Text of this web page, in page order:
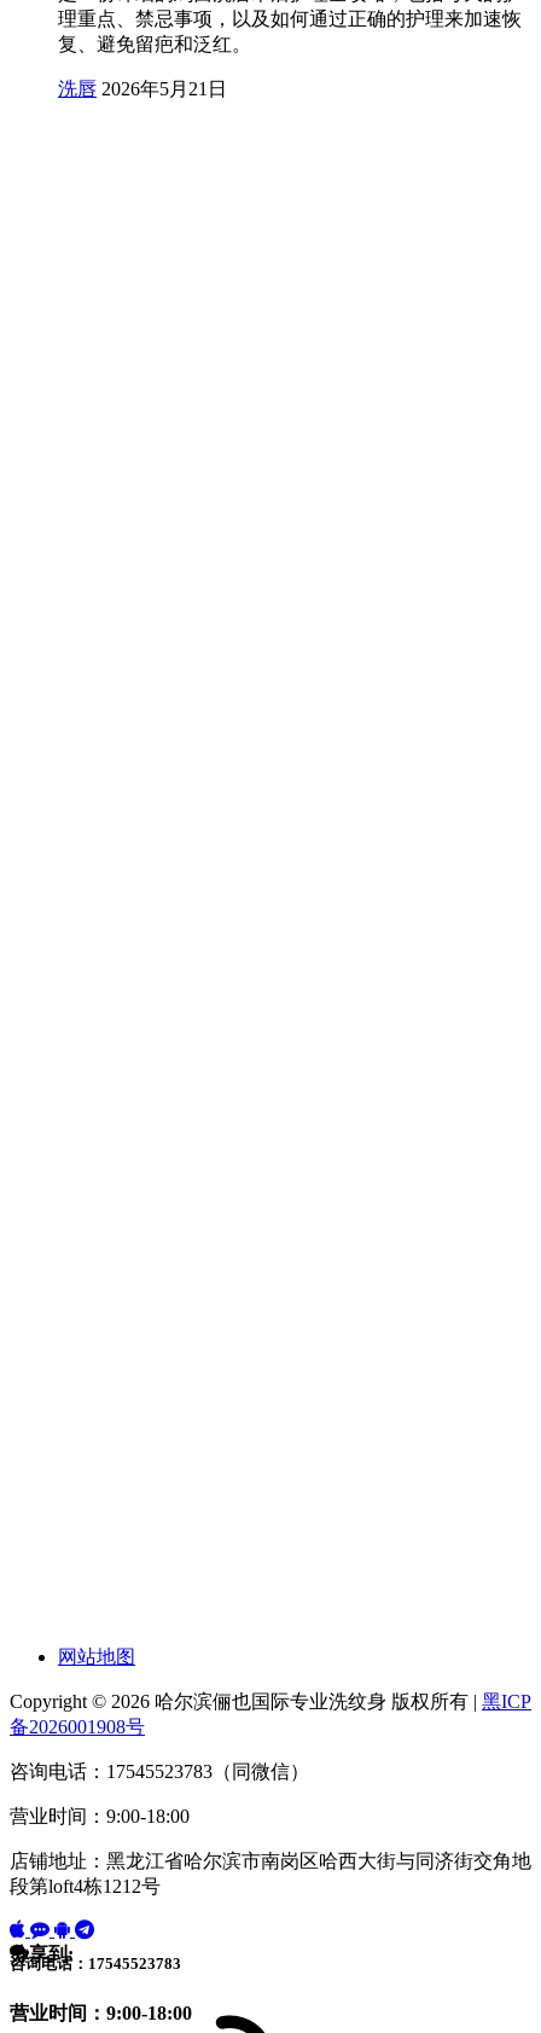
理重点、禁忌事项，以及如何通过正确的护理来加速恢
复、避免留疤和泛红。
洗唇 2026年5月21日
网站地图
Copyright © 2026 哈尔滨俪也国际专业洗纹身 版权所有 | 黑ICP
备2026001908号
咨询电话：17545523783（同微信）
营业时间：9:00-18:00
店铺地址：黑龙江省哈尔滨市南岗区哈西大街与同济街交角地
段第loft4栋1212号
咨询电话：17545523783
营业时间：9:00-18:00
分享到: